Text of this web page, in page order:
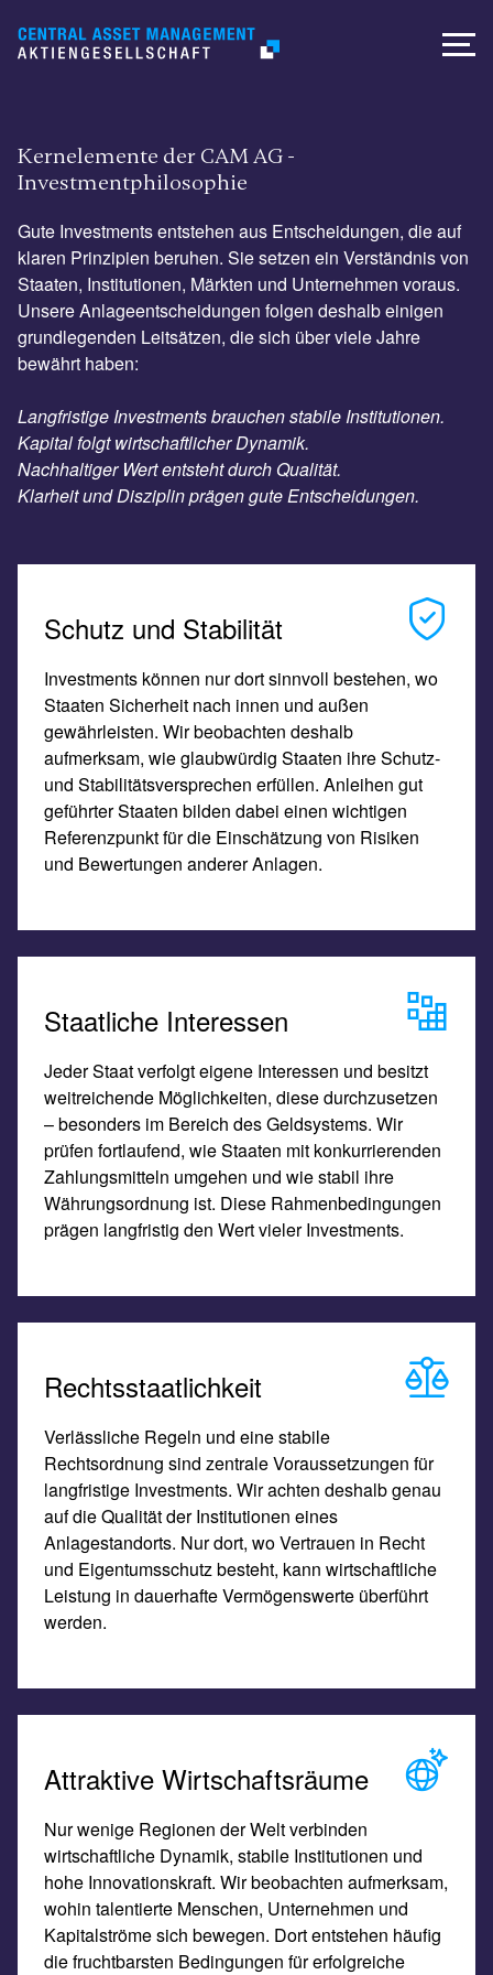
Kernelemente der CAM AG -
Investmentphilosophie
Gute Investments entstehen aus Entscheidungen, die auf
klaren Prinzipien beruhen. Sie setzen ein Verständnis von
Staaten, Institutionen, Märkten und Unternehmen voraus.
Unsere Anlageentscheidungen folgen deshalb einigen
grundlegenden Leitsätzen, die sich über viele Jahre
bewährt haben:
Langfristige Investments brauchen stabile Institutionen.
Kapital folgt wirtschaftlicher Dynamik.
Nachhaltiger Wert entsteht durch Qualität.
Klarheit und Disziplin prägen gute Entscheidungen.
Schutz und Stabilität
Investments können nur dort sinnvoll bestehen, wo
Staaten Sicherheit nach innen und außen
gewährleisten. Wir beobachten deshalb
aufmerksam, wie glaubwürdig Staaten ihre Schutz-
und Stabilitätsversprechen erfüllen. Anleihen gut
geführter Staaten bilden dabei einen wichtigen
Referenzpunkt für die Einschätzung von Risiken
und Bewertungen anderer Anlagen.
Staatliche Interessen
Jeder Staat verfolgt eigene Interessen und besitzt
weitreichende Möglichkeiten, diese durchzusetzen
– besonders im Bereich des Geldsystems. Wir
prüfen fortlaufend, wie Staaten mit konkurrierenden
Zahlungsmitteln umgehen und wie stabil ihre
Währungsordnung ist. Diese Rahmenbedingungen
prägen langfristig den Wert vieler Investments.
Rechtsstaatlichkeit
Verlässliche Regeln und eine stabile
Rechtsordnung sind zentrale Voraussetzungen für
langfristige Investments. Wir achten deshalb genau
auf die Qualität der Institutionen eines
Anlagestandorts. Nur dort, wo Vertrauen in Recht
und Eigentumsschutz besteht, kann wirtschaftliche
Leistung in dauerhafte Vermögenswerte überführt
werden.
Attraktive Wirtschaftsräume
Nur wenige Regionen der Welt verbinden
wirtschaftliche Dynamik, stabile Institutionen und
hohe Innovationskraft. Wir beobachten aufmerksam,
wohin talentierte Menschen, Unternehmen und
Kapitalströme sich bewegen. Dort entstehen häufig
die fruchtbarsten Bedingungen für erfolgreiche